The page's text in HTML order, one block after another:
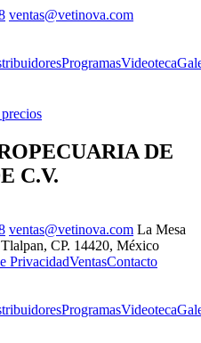
ventas@vetinova.com
ProgramasVideoteca
DE
C.V.
ventas@vetinova.com La Mesa
CP. 14420, México
PrivacidadVentasContacto
ProgramasVideoteca